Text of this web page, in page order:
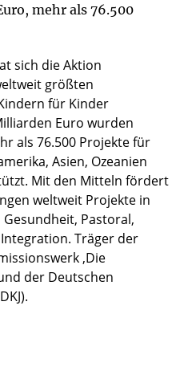
mehr als 76.500
sich die Aktion
größten
für Kinder
Euro wurden
als 76.500 Projekte für
Asien, Ozeanien
Mit den Mitteln fördert
weltweit Projekte in
Pastoral,
Träger der
‚Die
der Deutschen